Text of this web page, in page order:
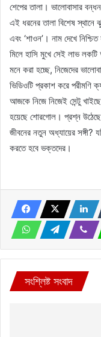
শেপের তালা। ভালোবাসার
এই ধরনের তালা বিশেষ স্থানে
এবং ‘শাওন’। নাম দেখে
মিলে হাসি মুখে সেই লাভ
মনে করা হচ্ছে, নিজেদের
ভিডিওটি প্রকাশ করে পরীমণি
আজকে নিজে নিজেই সেন্টু
হয়েছে শোরগোল। প্রশ্ন উঠেছে
জীবনের নতুন অধ্যায়ের
করতে হবে ভক্তদের।
সংশ্লিষ্ট সংবাদ